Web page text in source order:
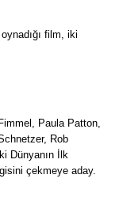
film, iki
Paula Patton,
Rob
Dünyanın İlk
çekmeye aday.